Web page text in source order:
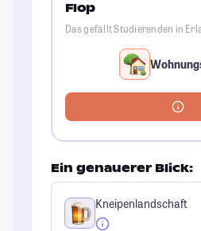
Flop
Das gefällt Studierenden in
Ein genauerer Blick:
Kneipenlandschaft